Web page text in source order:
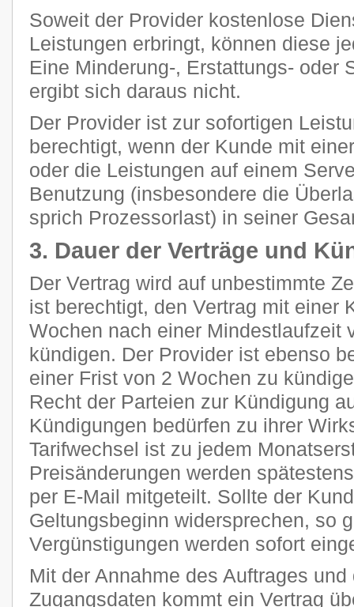
Soweit der Provider kostenlose
Leistungen erbringt, können diese
Eine Minderung-, Erstattungs- oder
ergibt sich daraus nicht.
Der Provider ist zur sofortigen
berechtigt, wenn der Kunde mit
oder die Leistungen auf einem
Benutzung (insbesondere die
sprich Prozessorlast) in seiner
3. Dauer der Verträge und
Der Vertrag wird auf unbestimmte
ist berechtigt, den Vertrag mit einer
Wochen nach einer Mindestlaufzeit
kündigen. Der Provider ist ebenso
einer Frist von 2 Wochen zu
Recht der Parteien zur Kündigung
Kündigungen bedürfen zu ihrer
Tarifwechsel ist zu jedem
Preisänderungen werden
per E-Mail mitgeteilt. Sollte der
Geltungsbeginn widersprechen, so
Vergünstigungen werden sofort
Mit der Annahme des Auftrages und
Zugangsdaten kommt ein Vertrag